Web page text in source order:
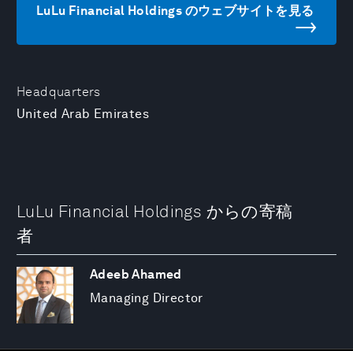
Headquarters
United Arab Emirates
LuLu Financial Holdings のウェブサイトを見る
LuLu Financial Holdings からの寄稿
者
Adeeb Ahamed
Managing Director